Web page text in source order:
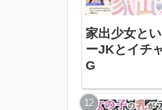
家出少女と
ーJKとイチ
G